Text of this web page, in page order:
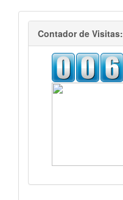
visitas
Contador de Visitas: